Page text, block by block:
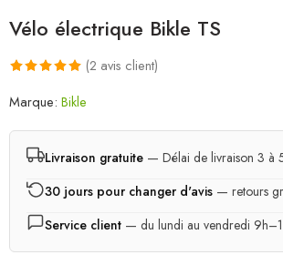
Vélo électrique Bikle TS
sur 5 basé
surnotations
client
(2 avis client)
Marque: Bikle
Livraison gratuite — Délai de livraison 3 à
30 jours pour changer d'avis — retours
Service client — du lundi au vendredi